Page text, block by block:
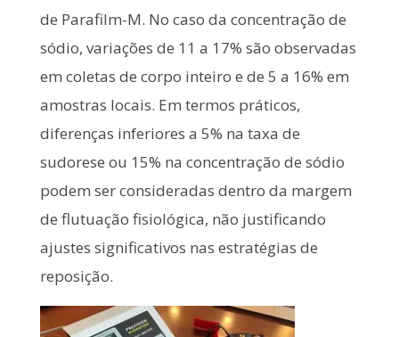
de Parafilm-M. No caso da concentração de
sódio, variações de 11 a 17% são observadas
em coletas de corpo inteiro e de 5 a 16% em
amostras locais. Em termos práticos,
diferenças inferiores a 5% na taxa de
sudorese ou 15% na concentração de sódio
podem ser consideradas dentro da margem
de flutuação fisiológica, não justificando
ajustes significativos nas estratégias de
reposição.